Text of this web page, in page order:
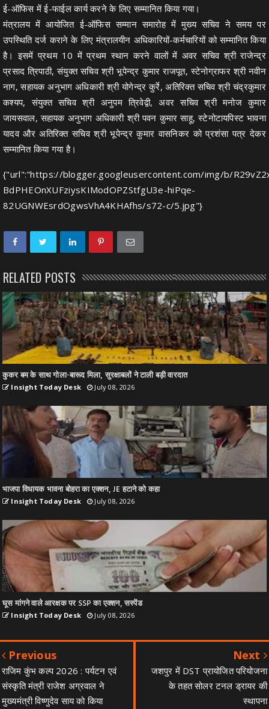
ई-ऑफिस में ई-फाईल कार्य करने के लिए सम्मानित किया गया।
मंत्रालय में आयोजित ई-ऑफिस सम्मान समारोह में मुख्य सचिव ने समय पर
उपस्थिति दर्ज कराने के लिए मंत्रालयीन अधिकारियों-कर्मचारियों को सम्मानित किया
है। इसमें प्रथम 10 में प्रथम स्थान करने वालों में अवर सचिव श्री राजेन्द्र
प्रसाद त्रिपाठी, संयुक्त सचिव श्री भूपेन्द्र कुमार राजपूत, स्टेनोग्राफर श्री नवीन
नाग, सहायक अनुभाग अधिकारी श्री योगेन्द्र कुर्रे, अतिरिक्त सचिव श्री चंद्रकुमार
कश्यप, संयुक्त सचिव श्री अनुपम त्रिवेद्वी, अवर सचिव श्री मनोज कुमार
जायसवाल, सहायक अनुभाग अधिकारी श्री पवन कुमार साहू, स्टेनोटायपिस्ट भावना
यादव और अतिरिक्त सचिव श्री भूपेन्द्र कुमार वासनिकर को प्रशंसा पत्र देकर
सम्मानित किया गया है।
{"url":"https://blogger.googleusercontent.com/img/b/
BdPHEOnXUFziysKIModOPZStfgU3e-hiPqe-
82UGNWEsrdOgwsVhA4KHAfhs/s72-c/5.jpg"}
RELATED POSTS
कुकर बम के साथ गोला-बारूद मिला, सुरक्षाबलों ने टाली बड़ी वारदात
Insight Today Desk July 08, 2026
भाजपा विधायक भावना बोहरा का एक्शन, JE हटाने को कहा
Insight Today Desk July 08, 2026
घूस मांगने वाले आरक्षक पर SSP का एक्शन, सस्पेंड
Insight Today Desk July 08, 2026
Previous
राजिम कुंभ कल्प 2026 : पर्यटन एवं
संस्कृति मंत्री राजेश अग्रवाल ने
मुख्यमंत्री विष्णुदेव साय को किया
Next
जशपुर में DST प्रायोजित परियोजना
के तहत सोलर टनल ड्रायर की
स्थापना